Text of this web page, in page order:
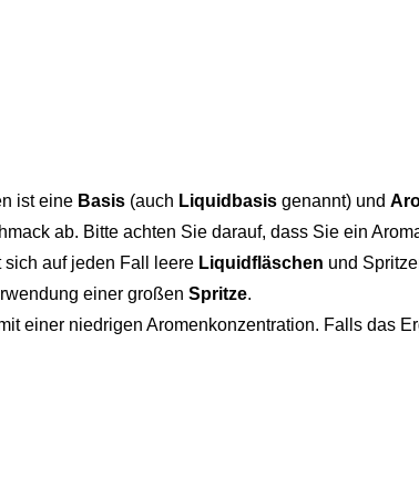
ist eine Basis (auch Liquidbasis genannt) und
ab. Bitte achten Sie darauf, dass Sie ein
auf jeden Fall leere Liquidfläschen und
einer großen Spritze.
einer niedrigen Aromenkonzentration. Falls das